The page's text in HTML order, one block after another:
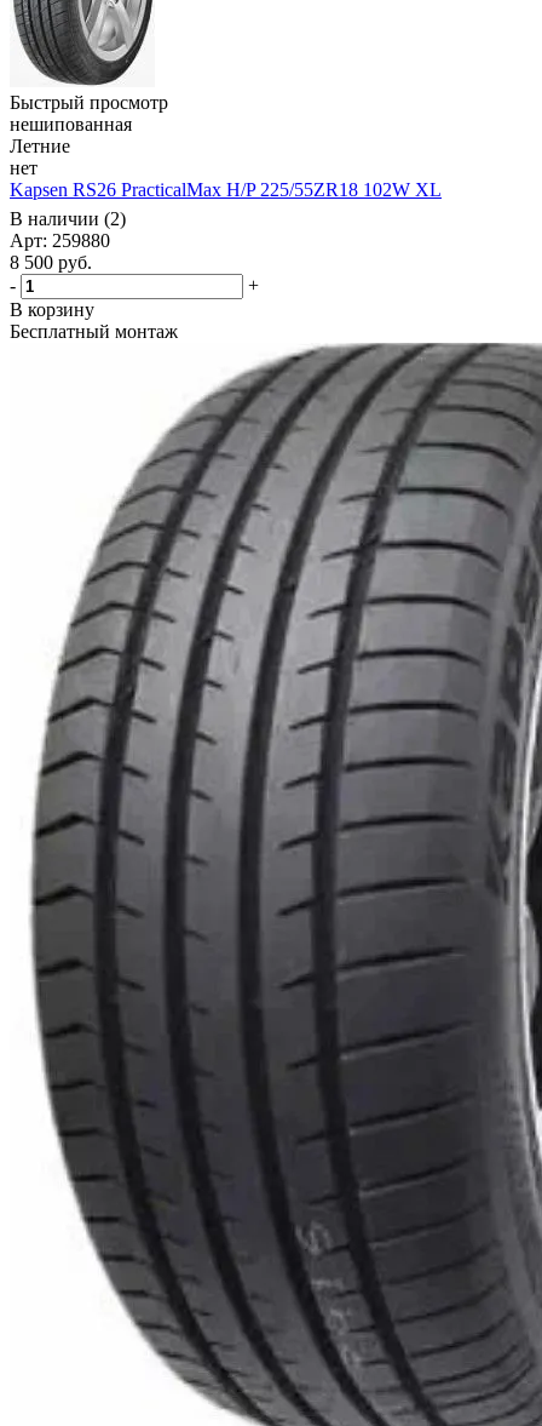
Быстрый просмотр
нешипованная
Летние
нет
Kapsen RS26 PracticalMax H/P 225/55ZR18 102W XL
В наличии (2)
Арт: 259880
8 500 руб.
-
+
В корзину
Бесплатный монтаж